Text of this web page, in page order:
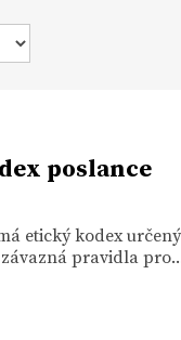
poslance
etický kodex určený
pravidla